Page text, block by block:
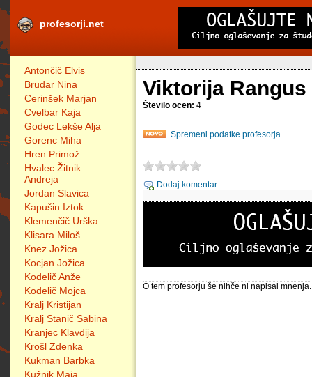
profesorji.net
Antončič Elvis
Brudar Nina
Cerinšek Marjan
Cvelbar Kaja
Godec Lekše Alja
Gorenc Miha
Hren Primož
Hvalec Žitnik
Andreja
Jordan Slavica
Kapušin Iztok
Klemenčič Urška
Klisara Miloš
Knez Jožica
Kocjan Jožica
Kodelič Anže
Kodelič Mojca
Kralj Kristijan
Kralj Stanič Sabina
Kranjec Klavdija
Krošl Zdenka
Kukman Barbka
Kužnik Maja
Viktorija Rangus
Število ocen: 4
Spremeni podatke profesorja
Dodaj komentar
O tem profesorju še nihče ni napisal mnenja.